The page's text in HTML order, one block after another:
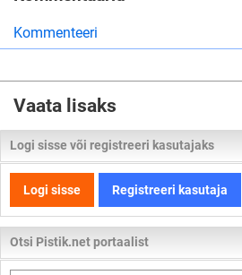
Kommenteeri
Vaata lisaks
Logi sisse või registreeri kasutajaks
Logi sisse Registreeri kasutaja
Otsi Pistik.net portaalist